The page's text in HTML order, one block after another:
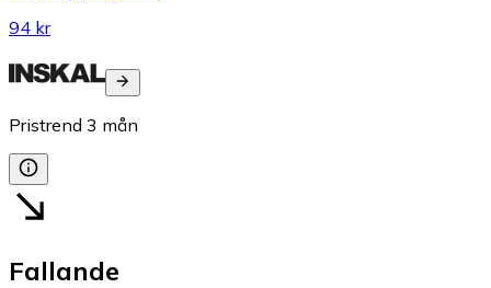
94 kr
Pristrend 3 mån
Fallande